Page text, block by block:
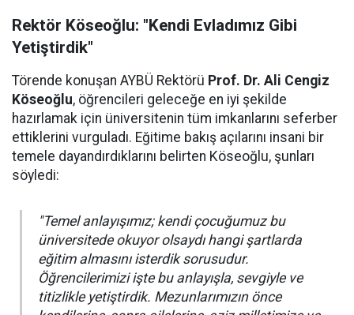
Rektör Köseoğlu: "Kendi Evladımız Gibi
Yetiştirdik"
Törende konuşan AYBÜ Rektörü Prof. Dr. Ali Cengiz
Köseoğlu, öğrencileri geleceğe en iyi şekilde
hazırlamak için üniversitenin tüm imkanlarını seferber
ettiklerini vurguladı. Eğitime bakış açılarını insani bir
temele dayandırdıklarını belirten Köseoğlu, şunları
söyledi:
"Temel anlayışımız; kendi çocuğumuz bu
üniversitede okuyor olsaydı hangi şartlarda
eğitim almasını isterdik sorusudur.
Öğrencilerimizi işte bu anlayışla, sevgiyle ve
titizlikle yetiştirdik. Mezunlarımızın önce